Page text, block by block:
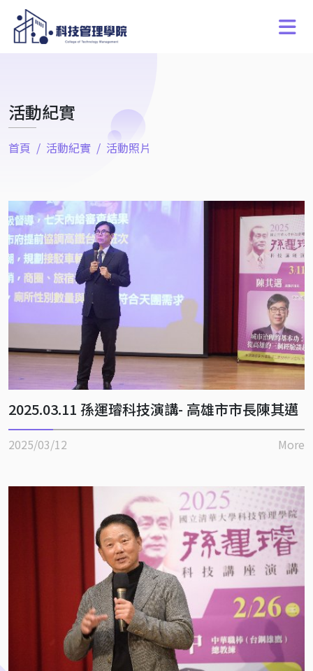
活動紀實
首頁 活動紀實 活動照片
2025.03.11 孫運璿科技演講- 高雄市市長陳其邁
2025/03/12 More